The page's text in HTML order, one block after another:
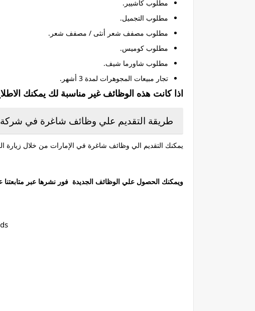
مطلوب كاشيير.
مطلوب التجميل.
مطلوب مصفف شعر أنثى / مصفف شعر.
مطلوب كوميس.
مطلوب شاورما شيف.
تجار مبيعات المجوهرات لمدة 3 أشهر.
اذا كانت هذه الوظائف غير مناسبة لك يمكنك
طريقة التقديم علي وظائف شاغرة في
يمكنك التقديم الي وظائف شاغرة في الإمارات من خلال زيارة
ويمكنك الحصول علي الوظائف الجديدة فور نشرها عبر متابعتنا